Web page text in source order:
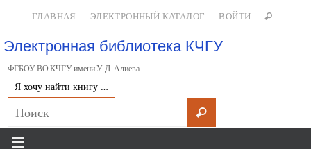
ГЛАВНАЯ ЭЛЕКТРОННЫЙ КАТАЛОГ ВОЙТИ
Электронная библиотека КЧГУ
ФГБОУ ВО КЧГУ имени У.Д. Алиева
Я хочу найти книгу …